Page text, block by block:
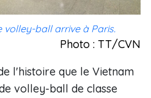
volley-ball arrive à Paris.
Photo : TT/CVN
l'histoire que le Vietnam
volley-ball de classe